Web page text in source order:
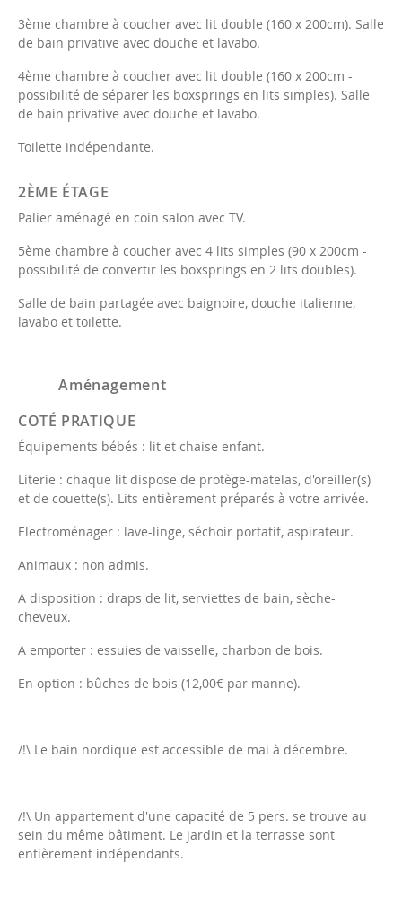
3ème chambre à coucher avec lit double (160 x 200cm). Salle
de bain privative avec douche et lavabo.
4ème chambre à coucher avec lit double (160 x 200cm -
possibilité de séparer les boxsprings en lits simples). Salle
de bain privative avec douche et lavabo.
Toilette indépendante.
2ÈME ÉTAGE
Palier aménagé en coin salon avec TV.
5ème chambre à coucher avec 4 lits simples (90 x 200cm -
possibilité de convertir les boxsprings en 2 lits doubles).
Salle de bain partagée avec baignoire, douche italienne,
lavabo et toilette.
Aménagement
COTÉ PRATIQUE
Équipements bébés : lit et chaise enfant.
Literie : chaque lit dispose de protège-matelas, d'oreiller(s)
et de couette(s). Lits entièrement préparés à votre arrivée.
Electroménager : lave-linge, séchoir portatif, aspirateur.
Animaux : non admis.
A disposition : draps de lit, serviettes de bain, sèche-
cheveux.
A emporter : essuies de vaisselle, charbon de bois.
En option : bûches de bois (12,00€ par manne).
/!\ Le bain nordique est accessible de mai à décembre.
/!\ Un appartement d'une capacité de 5 pers. se trouve au
sein du même bâtiment. Le jardin et la terrasse sont
entièrement indépendants.